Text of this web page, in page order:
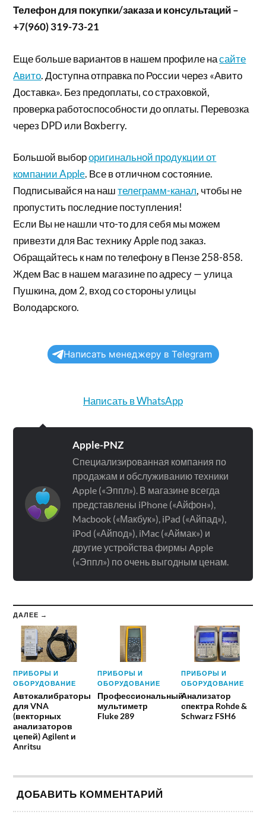
Телефон для покупки/заказа и консультаций –
+7(960) 319-73-21
Еще больше вариантов в нашем профиле насайте
Авито. Доступна отправка по России через «Авито
Доставка». Без предоплаты, со страховкой,
проверка работоспособности до оплаты. Перевозка
через DPD или Boxberry.
Большой выбороригинальной продукции от
компании Apple. Все в отличном состояние.
Подписывайся на наштелеграмм-канал, чтобы не
пропустить последние поступления!
Если Вы не нашли что-то для себя мы можем
привезти для Вас технику Apple под заказ.
Обращайтесь к нам по телефону в Пензе 258-858.
Ждем Вас в нашем магазине по адресу — улица
Пушкина, дом 2, вход со стороны улицы
Володарского.
Написать менеджеру в Telegram
Написать в WhatsApp
Apple-PNZ
Специализированная компания по
продажам и обслуживанию техники
Apple («Эппл»). В магазине всегда
представлены iPhone («Айфон»),
Macbook («Макбук»), iPad («Айпад»),
iPod («Айпод»), iMac («Аймак») и
другие устройства фирмы Apple
(«Эппл») по очень выгодным ценам.
ДАЛЕЕ →
ПРИБОРЫ И
ОБОРУДОВАНИЕ
Автокалибраторы
для VNA
(векторных
анализаторов
цепей) Agilent и
Anritsu
ПРИБОРЫ И
ОБОРУДОВАНИЕ
Профессиональный
мультиметр
Fluke 289
ПРИБОРЫ И
ОБОРУДОВАНИЕ
Анализатор
спектра Rohde &
Schwarz FSH6
ДОБАВИТЬ КОММЕНТАРИЙ